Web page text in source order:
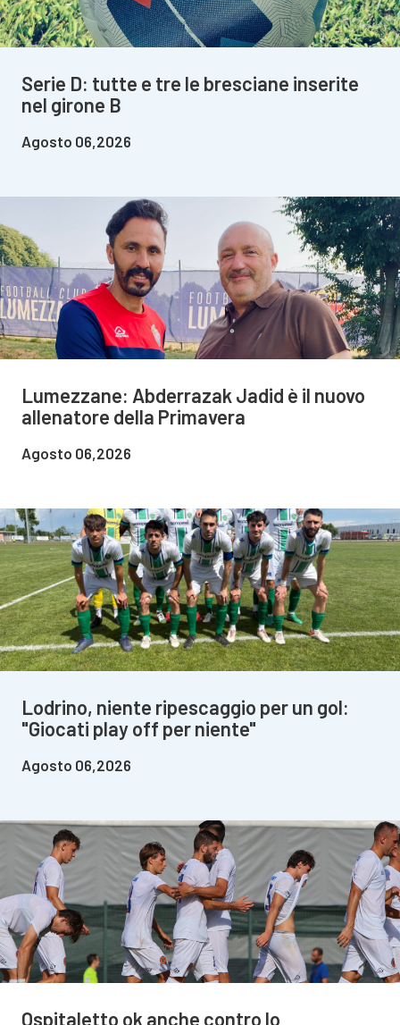
Serie D: tutte e tre le bresciane inserite
nel girone B
Agosto 06,2026
Lumezzane: Abderrazak Jadid è il nuovo
allenatore della Primavera
Agosto 06,2026
Lodrino, niente ripescaggio per un gol:
"Giocati play off per niente"
Agosto 06,2026
Ospitaletto ok anche contro lo